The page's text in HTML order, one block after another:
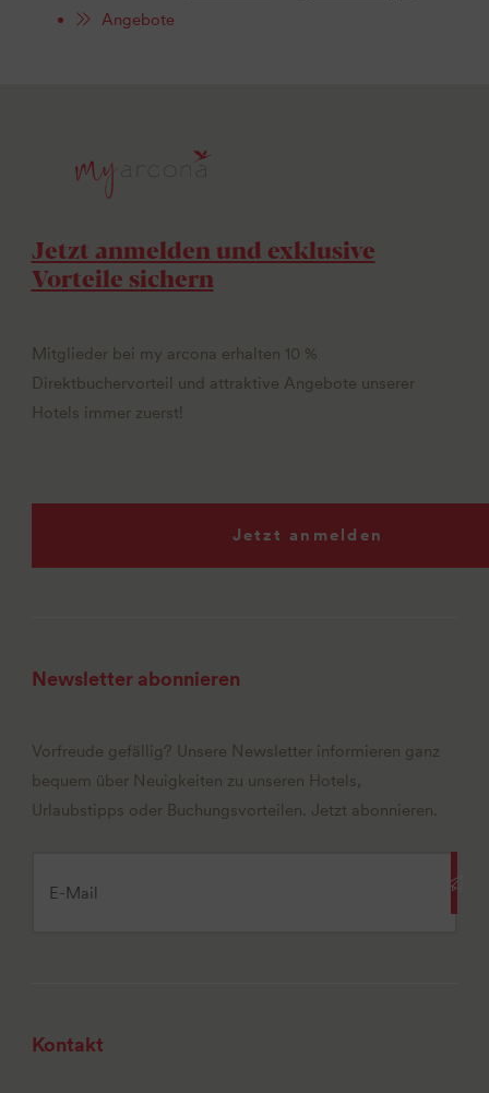
Angebote
Jetzt anmelden und exklusive
Vorteile sichern
Mitglieder bei my arcona erhalten 10 %
Direktbuchervorteil und attraktive Angebote unserer
Hotels immer zuerst!
Jetzt anmelden
Newsletter abonnieren
Vorfreude gefällig? Unsere Newsletter informieren ganz
bequem über Neuigkeiten zu unseren Hotels,
Urlaubstipps oder Buchungsvorteilen. Jetzt abonnieren.
Kontakt